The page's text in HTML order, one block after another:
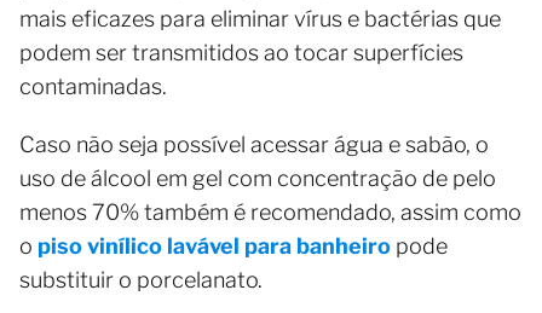
mais eficazes para eliminar vírus e bactérias que
podem ser transmitidos ao tocar superfícies
contaminadas.
Caso não seja possível acessar água e sabão, o
uso de álcool em gel com concentração de pelo
menos 70% também é recomendado, assim como
o piso vinílico lavável para banheiro pode
substituir o porcelanato.